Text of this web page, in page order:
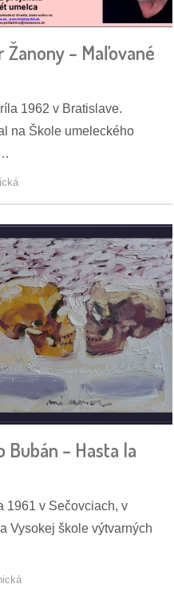
– Maľované
1962 v Bratislave.
na Škole umeleckého
Bubán – Hasta la
1961 v Sečovciach, v
Vysokej škole výtvarných